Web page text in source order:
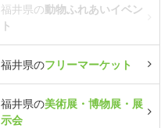
福井県の動物ふれあいイベン
ト
福井県のフリーマーケット
福井県の美術展・博物展・展
示会